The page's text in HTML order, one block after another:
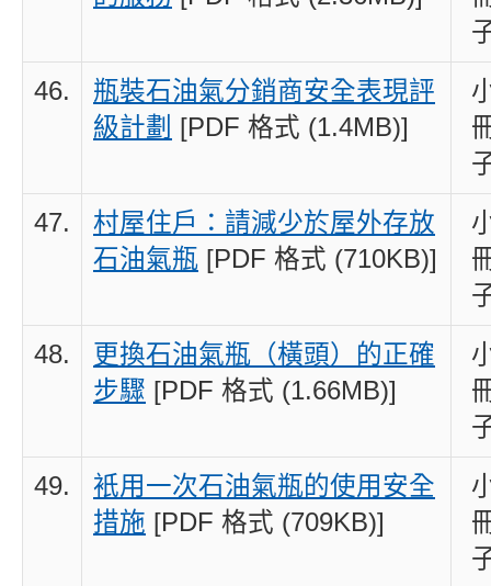
46.
瓶裝石油氣分銷商安全表現評
級計劃 [PDF 格式 (1.4MB)]
47.
村屋住戶：請減少於屋外存放
石油氣瓶 [PDF 格式 (710KB)]
48.
更換石油氣瓶（橫頭）的正確
步驟 [PDF 格式 (1.66MB)]
49.
衹用一次石油氣瓶的使用安全
措施 [PDF 格式 (709KB)]